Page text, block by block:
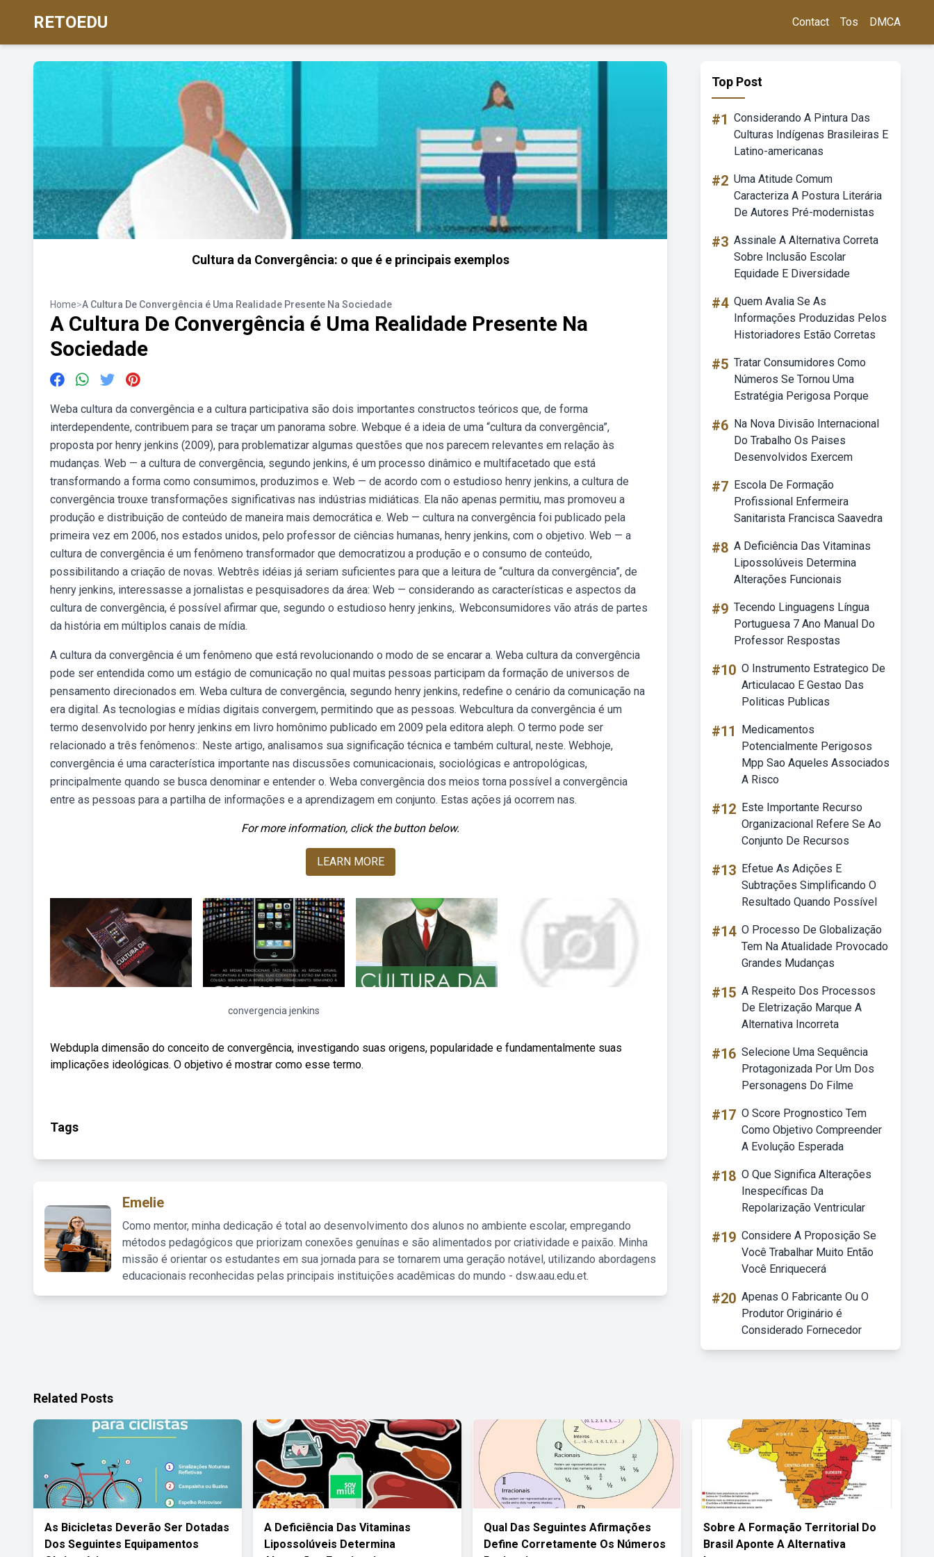
RETOEDU Contact Tos DMCA
Cultura da Convergência: o que é e principais exemplos
Home>A Cultura De Convergência é Uma Realidade Presente Na Sociedade
A Cultura De Convergência é Uma Realidade Presente Na
Sociedade
Weba cultura da convergência e a cultura participativa são dois importantes constructos teóricos que, de forma
interdependente, contribuem para se traçar um panorama sobre. Webque é a ideia de uma “cultura da convergência”,
proposta por henry jenkins (2009), para problematizar algumas questões que nos parecem relevantes em relação às
mudanças. Web — a cultura de convergência, segundo jenkins, é um processo dinâmico e multifacetado que está
transformando a forma como consumimos, produzimos e. Web — de acordo com o estudioso henry jenkins, a cultura de
convergência trouxe transformações significativas nas indústrias midiáticas. Ela não apenas permitiu, mas promoveu a
produção e distribuição de conteúdo de maneira mais democrática e. Web — cultura na convergência foi publicado pela
primeira vez em 2006, nos estados unidos, pelo professor de ciências humanas, henry jenkins, com o objetivo. Web — a
cultura de convergência é um fenômeno transformador que democratizou a produção e o consumo de conteúdo,
possibilitando a criação de novas. Webtrês idéias já seriam suficientes para que a leitura de “cultura da convergência”, de
henry jenkins, interessasse a jornalistas e pesquisadores da área: Web — considerando as características e aspectos da
cultura de convergência, é possível afirmar que, segundo o estudioso henry jenkins,. Webconsumidores vão atrás de partes
da história em múltiplos canais de mídia.
A cultura da convergência é um fenômeno que está revolucionando o modo de se encarar a. Weba cultura da convergência
pode ser entendida como um estágio de comunicação no qual muitas pessoas participam da formação de universos de
pensamento direcionados em. Weba cultura de convergência, segundo henry jenkins, redefine o cenário da comunicação na
era digital. As tecnologias e mídias digitais convergem, permitindo que as pessoas. Webcultura da convergência é um
termo desenvolvido por henry jenkins em livro homônimo publicado em 2009 pela editora aleph. O termo pode ser
relacionado a três fenômenos:. Neste artigo, analisamos sua significação técnica e também cultural, neste. Webhoje,
convergência é uma característica importante nas discussões comunicacionais, sociológicas e antropológicas,
principalmente quando se busca denominar e entender o. Weba convergência dos meios torna possível a convergência
entre as pessoas para a partilha de informações e a aprendizagem em conjunto. Estas ações já ocorrem nas.
For more information, click the button below.
LEARN MORE
convergencia jenkins
Webdupla dimensão do conceito de convergência, investigando suas origens, popularidade e fundamentalmente suas
implicações ideológicas. O objetivo é mostrar como esse termo.
Tags
Emelie
Como mentor, minha dedicação é total ao desenvolvimento dos alunos no ambiente escolar, empregando
métodos pedagógicos que priorizam conexões genuínas e são alimentados por criatividade e paixão. Minha
missão é orientar os estudantes em sua jornada para se tornarem uma geração notável, utilizando abordagens
educacionais reconhecidas pelas principais instituições acadêmicas do mundo - dsw.aau.edu.et.
Top Post
#1 Considerando A Pintura Das
Culturas Indígenas Brasileiras E
Latino-americanas
#2 Uma Atitude Comum
Caracteriza A Postura Literária
De Autores Pré-modernistas
#3 Assinale A Alternativa Correta
Sobre Inclusão Escolar
Equidade E Diversidade
#4 Quem Avalia Se As
Informações Produzidas Pelos
Historiadores Estão Corretas
#5 Tratar Consumidores Como
Números Se Tornou Uma
Estratégia Perigosa Porque
#6 Na Nova Divisão Internacional
Do Trabalho Os Paises
Desenvolvidos Exercem
#7 Escola De Formação
Profissional Enfermeira
Sanitarista Francisca Saavedra
#8 A Deficiência Das Vitaminas
Lipossolúveis Determina
Alterações Funcionais
#9 Tecendo Linguagens Língua
Portuguesa 7 Ano Manual Do
Professor Respostas
#10 O Instrumento Estrategico De
Articulacao E Gestao Das
Politicas Publicas
#11
Medicamentos
Potencialmente Perigosos
Mpp Sao Aqueles Associados
A Risco
#12 Este Importante Recurso
Organizacional Refere Se Ao
Conjunto De Recursos
#13 Efetue As Adições E
Subtrações Simplificando O
Resultado Quando Possível
#14 O Processo De Globalização
Tem Na Atualidade Provocado
Grandes Mudanças
#15 A Respeito Dos Processos
De Eletrização Marque A
Alternativa Incorreta
#16 Selecione Uma Sequência
Protagonizada Por Um Dos
Personagens Do Filme
#17 O Score Prognostico Tem
Como Objetivo Compreender
A Evolução Esperada
#18 O Que Significa Alterações
Inespecíficas Da
Repolarização Ventricular
#19 Considere A Proposição Se
Você Trabalhar Muito Então
Você Enriquecerá
#20 Apenas O Fabricante Ou O
Produtor Originário é
Considerado Fornecedor
Related Posts
As Bicicletas Deverão Ser Dotadas
Dos Seguintes Equipamentos
A Deficiência Das Vitaminas
Lipossolúveis Determina
Qual Das Seguintes Afirmações
Define Corretamente Os Números
Sobre A Formação Territorial Do
Brasil Aponte A Alternativa